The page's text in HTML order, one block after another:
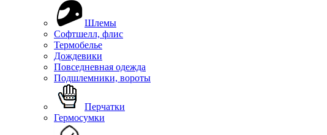
Шлемы
Софтшелл, флис
Термобелье
Дождевики
Повседневная одежда
Подшлемники, вороты
Перчатки
Гермосумки